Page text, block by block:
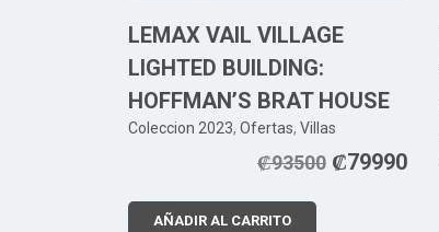
LEMAX VAIL VILLAGE
LIGHTED BUILDING:
HOFFMAN’S BRAT HOUSE
Coleccion 2023, Ofertas, Villas
₡93500 ₡79990
AÑADIR AL CARRITO